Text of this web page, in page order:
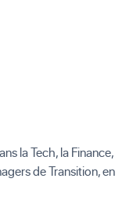
la Tech, la Finance,
de Transition, en